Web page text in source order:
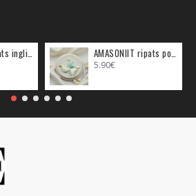
5.90€